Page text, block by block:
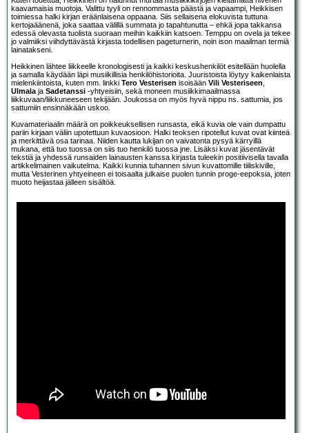
kaavamaisia muotoja. Valittu tyyli on rennommasta päästä ja vapaampi, Heikkisen
toimiessa halki kirjan eräänlaisena oppaana. Siis sellaisena elokuvista tuttuna
kertojaäänenä, joka saattaa välillä summata jo tapahtunutta – ehkä jopa takkansa
edessä olevasta tuolista suoraan meihin kaikkiin katsoen. Temppu on ovela ja tekee
jo valmiiksi viihdyttävästä kirjasta todellisen pageturnerin, noin ison maailman termiä
lainatakseni.
Heikkinen lähtee liikkeelle kronologisesti ja kaikki keskushenkilöt esitellään huolella
ja samalla käydään läpi musiikillisia henkilöhistorioita. Juuristoista löytyy kaikenlaista
mielenkiintoista, kuten mm. linkki Tero Vesterisen isoisään Vili Vesteriseen,
Ulmalaja Sadetanssi -yhtyeisiin, sekä moneen musiikkimaailmassa
liikkuvaan/liikkuneeseen tekijään. Joukossa on myös hyvä nippu ns. sattumia, jos
sattumiin ensinnäkään uskoo.
Kuvamateriaalin määrä on poikkeuksellisen runsasta, eikä kuvia ole vain dumpattu
pariin kirjaan väliin upotettuun kuvaosioon. Halki teoksen ripotellut kuvat ovat kiinteä
ja merkittävä osa tarinaa. Niiden kautta lukijan on vaivatonta pysyä kärryillä
mukana, että tuo tuossa on siis tuo henkilö tuossa jne. Lisäksi kuvat jäsentävät
tekstiä ja yhdessä runsaiden lainausten kanssa kirjasta tuleekin positiivisella tavalla
artikkelimainen vaikutelma. Kaikki kunnia tuhannen sivun kuvattomille tiiliskiville,
mutta Vesterinen yhtyeineen ei toisaalta julkaise puolen tunnin proge-eepoksia, joten
muoto heijastaa jälleen sisältöä.